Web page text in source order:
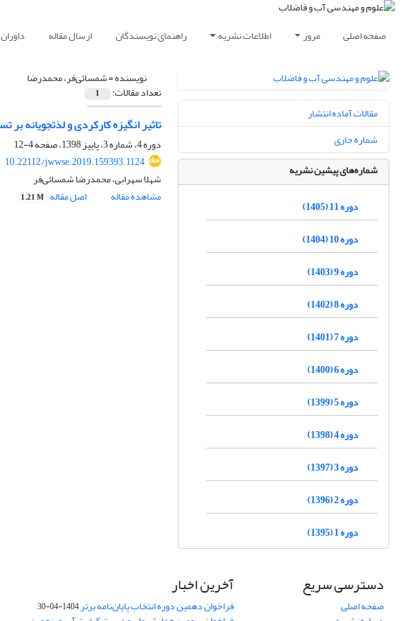
صفحه اصلی مرور اطلاعات نشریه راهنمای نویسندگان ارسال مقاله داوران
نویسنده =شمسائی‌فر، محمدرضا
تعداد مقالات: 1
تاثیر انگیزه کارکردی و لذت‎جویانه بر تسهیم دانش سازمانی (مطالعه موردی: شرکت آب و فاضلاب جنوب غربی استان تهران)
دوره 4، شماره 3، پاییز 1398، صفحه
4-12
10.22112/jwwse.2019.159393.1124
شهلا سهرابی، محمدرضا شمسائی‌فر
مشاهده مقاله
اصل مقاله 1.21 M
مقالات آماده انتشار
شماره جاری
شماره‌های پیشین نشریه
دوره 11 (1405)
دوره 10 (1404)
دوره 9 (1403)
دوره 8 (1402)
دوره 7 (1401)
دوره 6 (1400)
دوره 5 (1399)
دوره 4 (1398)
دوره 3 (1397)
دوره 2 (1396)
دوره 1 (1395)
دسترسی سریع
صفحه اصلی
آخرین اخبار
فراخوان دهمین دوره انتخاب پایان‌نامه برتر1404-04-30